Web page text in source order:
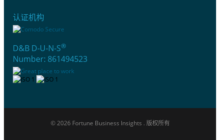
认证机构
D&B D-U-N-S®
Number: 861494523
© 2026 Fortune Business Insights . 版权所有